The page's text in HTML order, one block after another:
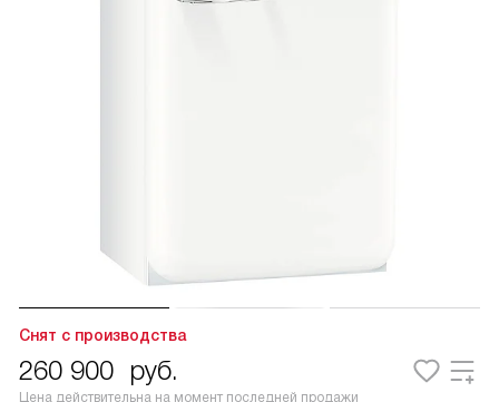
Снят с производства
260 900 руб.
Цена действительна на момент последней продажи